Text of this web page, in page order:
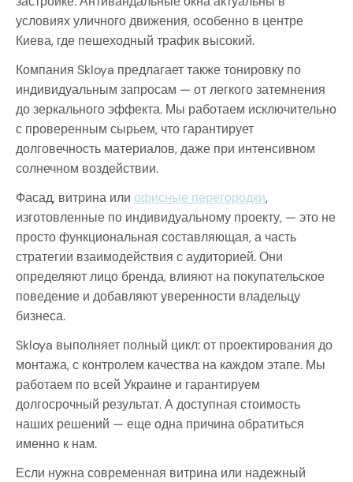
условиях уличного движения, особенно в центре
Киева, где пешеходный трафик высокий.
Компания Skloya предлагает также тонировку по
индивидуальным запросам — от легкого затемнения
до зеркального эффекта. Мы работаем исключительно
с проверенным сырьем, что гарантирует
долговечность материалов, даже при интенсивном
солнечном воздействии.
Фасад, витрина или офисные перегородки,
изготовленные по индивидуальному проекту, — это не
просто функциональная составляющая, а часть
стратегии взаимодействия с аудиторией. Они
определяют лицо бренда, влияют на покупательское
поведение и добавляют уверенности владельцу
бизнеса.
Skloya выполняет полный цикл: от проектирования до
монтажа, с контролем качества на каждом этапе. Мы
работаем по всей Украине и гарантируем
долгосрочный результат. А доступная стоимость
наших решений — еще одна причина обратиться
именно к нам.
Если нужна современная витрина или надежный